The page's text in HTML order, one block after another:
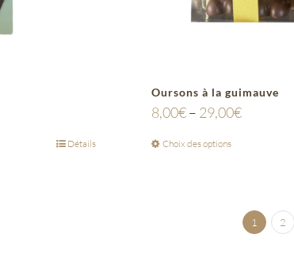
Détails
Oursons à la guimauve
8,00€– 29,00€
Choix des options
1 2